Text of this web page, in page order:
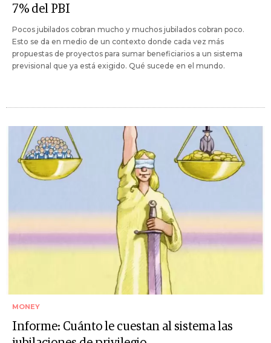
7% del PBI
Pocos jubilados cobran mucho y muchos jubilados cobran poco.
Esto se da en medio de un contexto donde cada vez más
propuestas de proyectos para sumar beneficiarios a un sistema
previsional que ya está exigido. Qué sucede en el mundo.
MONEY
Informe: Cuánto le cuestan al sistema las